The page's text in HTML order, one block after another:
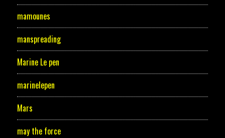
mamounes
manspreading
Marine Le pen
marinelepen
Mars
may the force